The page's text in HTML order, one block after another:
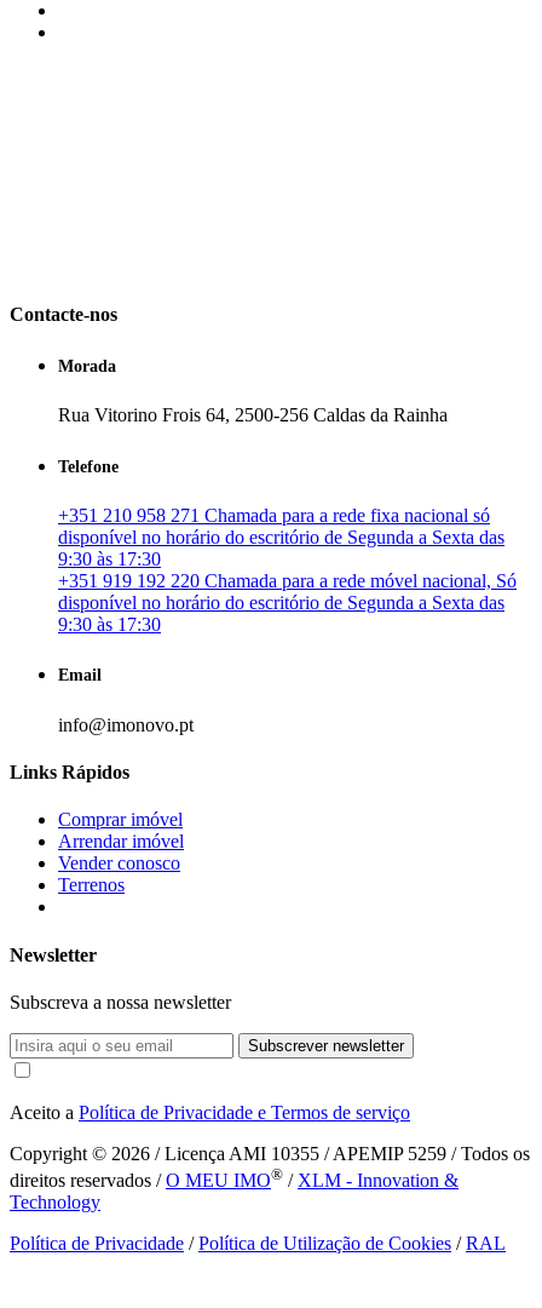
Contacte-nos
Morada
Rua Vitorino Frois 64, 2500-256 Caldas da Rainha
Telefone
+351 210 958 271 Chamada para a rede fixa nacional só
disponível no horário do escritório de Segunda a Sexta das
9:30 às 17:30
+351 919 192 220 Chamada para a rede móvel nacional, Só
disponível no horário do escritório de Segunda a Sexta das
9:30 às 17:30
Email
info@imonovo.pt
Links Rápidos
Comprar imóvel
Arrendar imóvel
Vender conosco
Terrenos
Newsletter
Subscreva a nossa newsletter
Subscrever newsletter
Aceito a Política de Privacidade e Termos de serviço
Copyright © 2026 / Licença AMI 10355 / APEMIP 5259 / Todos os
direitos reservados /O MEU IMO® / XLM - Innovation &
Technology
Política de Privacidade /Política de Utilização de Cookies /RAL